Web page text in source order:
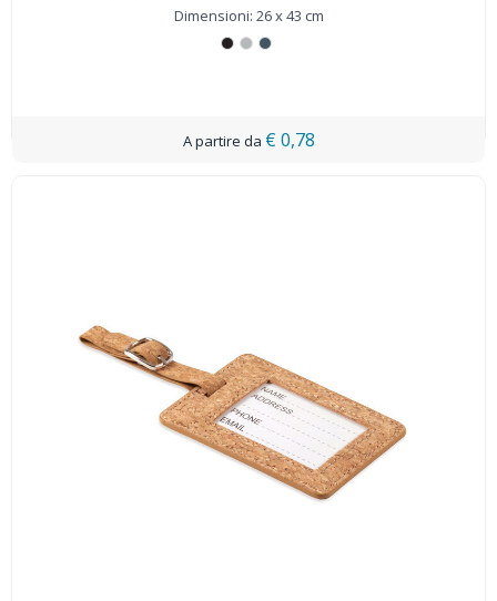
Dimensioni: 26 x 43 cm
€ 0,78